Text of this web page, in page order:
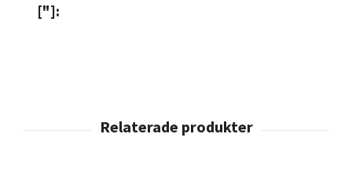
["]: